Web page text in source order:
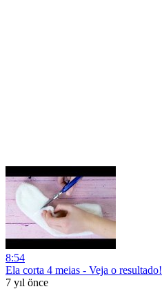
8:54
Ela corta 4 meias - Veja o resultado!
7 yıl önce